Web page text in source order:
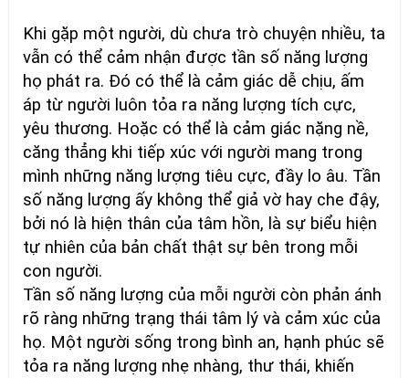
Khi gặp một người, dù chưa trò chuyện nhiều, ta
vẫn có thể cảm nhận được tần số năng lượng
họ phát ra. Đó có thể là cảm giác dễ chịu, ấm
áp từ người luôn tỏa ra năng lượng tích cực,
yêu thương. Hoặc có thể là cảm giác nặng nề,
căng thẳng khi tiếp xúc với người mang trong
mình những năng lượng tiêu cực, đầy lo âu. Tần
số năng lượng ấy không thể giả vờ hay che đậy,
bởi nó là hiện thân của tâm hồn, là sự biểu hiện
tự nhiên của bản chất thật sự bên trong mỗi
con người.
Tần số năng lượng của mỗi người còn phản ánh
rõ ràng những trạng thái tâm lý và cảm xúc của
họ. Một người sống trong bình an, hạnh phúc sẽ
tỏa ra năng lượng nhẹ nhàng, thư thái, khiến